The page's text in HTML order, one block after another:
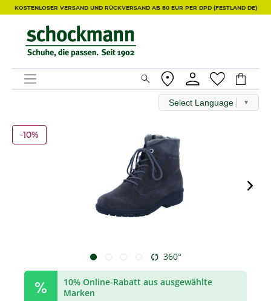
KOSTENLOSER VERSAND UND RÜCKVERSAND AB 80 EUR PER DPD (FESTLAND DE)
Select Language ▼
-10%
360°
10% Online-Rabatt aus ausgewählte
Marken